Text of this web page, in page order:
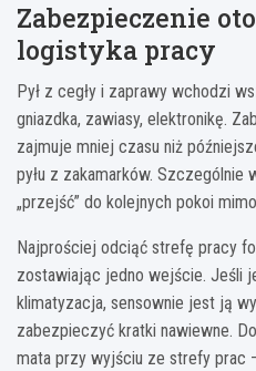
Zabezpieczenie
logistyka pracy
Pył z cegły i zaprawy wchodzi
gniazdka, zawiasy, elektronikę.
zajmuje mniej czasu niż
pyłu z zakamarków. Szczególnie
„przejść” do kolejnych pokoi
Najprościej odciąć strefę pracy
zostawiając jedno wejście. Jeśli
klimatyzacja, sensownie jest ją
zabezpieczyć kratki nawiewne.
mata przy wyjściu ze strefy prac